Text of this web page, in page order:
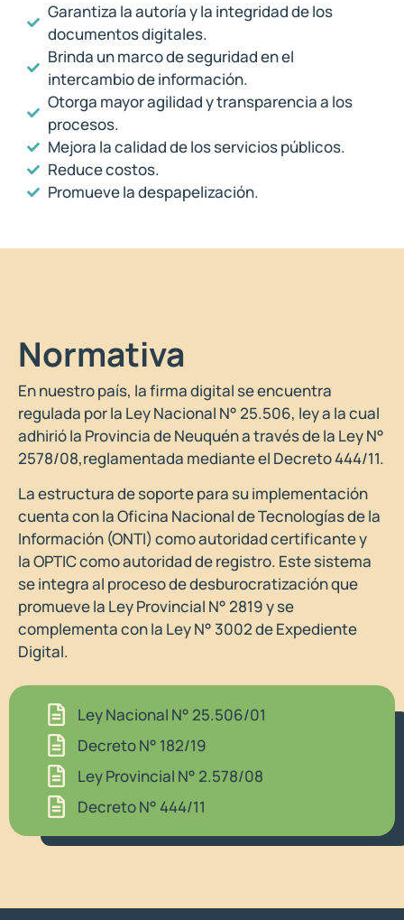
Garantiza la autoría y la integridad de los
documentos digitales.
Brinda un marco de seguridad en el
intercambio de información.
Otorga mayor agilidad y transparencia a los
procesos.
Mejora la calidad de los servicios públicos.
Reduce costos.
Promueve la despapelización.
Normativa
En nuestro país, la firma digital se encuentra
regulada por la Ley Nacional N° 25.506, ley a la cual
adhirió la Provincia de Neuquén a través de la Ley N°
2578/08,reglamentada mediante el Decreto 444/11.
La estructura de soporte para su implementación
cuenta con la Oficina Nacional de Tecnologías de la
Información (ONTI) como autoridad certificante y
la OPTIC como autoridad de registro. Este sistema
se integra al proceso de desburocratización que
promueve la Ley Provincial N° 2819 y se
complementa con la Ley N° 3002 de Expediente
Digital.
Ley Nacional N° 25.506/01
Decreto N° 182/19
Ley Provincial N° 2.578/08
Decreto N° 444/11